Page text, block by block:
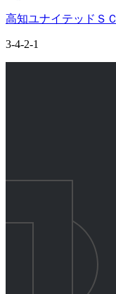
高知ユナイテッドＳＣ
3-4-2-1